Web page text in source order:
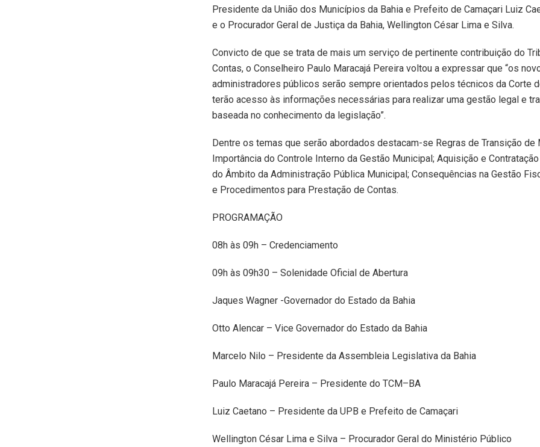
Presidente da União dos Municípios da Bahia e Prefeito de Camaçari Luiz
e o Procurador Geral de Justiça da Bahia, Wellington César Lima e Silva.
Convicto de que se trata de mais um serviço de pertinente contribuição do
Contas, o Conselheiro Paulo Maracajá Pereira voltou a expressar que “os
administradores públicos serão sempre orientados pelos técnicos da Corte
terão acesso às informações necessárias para realizar uma gestão legal e
baseada no conhecimento da legislação”.
Dentre os temas que serão abordados destacam-se Regras de Transição de
Importância do Controle Interno da Gestão Municipal; Aquisição e
do Âmbito da Administração Pública Municipal; Consequências na Gestão
e Procedimentos para Prestação de Contas.
PROGRAMAÇÃO
08h às 09h – Credenciamento
09h às 09h30 – Solenidade Oficial de Abertura
Jaques Wagner -Governador do Estado da Bahia
Otto Alencar – Vice Governador do Estado da Bahia
Marcelo Nilo – Presidente da Assembleia Legislativa da Bahia
Paulo Maracajá Pereira – Presidente do TCM–BA
Luiz Caetano – Presidente da UPB e Prefeito de Camaçari
Wellington César Lima e Silva – Procurador Geral do Ministério Público